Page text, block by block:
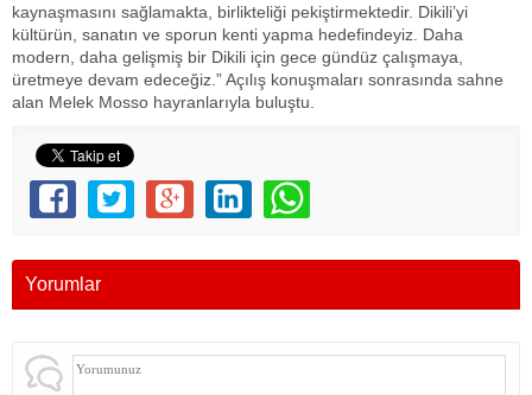
kaynaşmasını sağlamakta, birlikteliği pekiştirmektedir. Dikili’yi
kültürün, sanatın ve sporun kenti yapma hedefindeyiz. Daha
modern, daha gelişmiş bir Dikili için gece gündüz çalışmaya,
üretmeye devam edeceğiz.” Açılış konuşmaları sonrasında sahne
alan Melek Mosso hayranlarıyla buluştu.
Yorumlar